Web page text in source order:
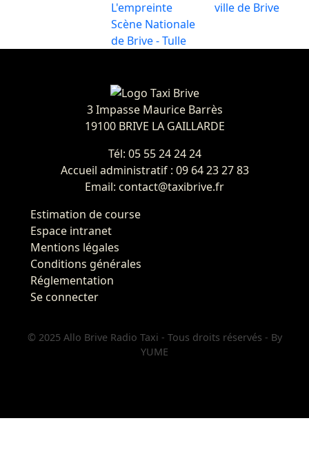
3 Impasse Maurice Barrès
19100 BRIVE LA GAILLARDE
Tél: 05 55 24 24 24
Accueil administratif : 09 64 23 27 83
Email: contact@taxibrive.fr
Estimation de course
Espace intranet
Mentions légales
Conditions générales
Réglementation
Se connecter
© 2025 Allo Brive Radio Taxi - Tous droits réservés - By
YUME